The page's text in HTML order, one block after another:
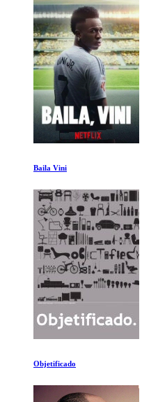
Helvetica
La Humanidad